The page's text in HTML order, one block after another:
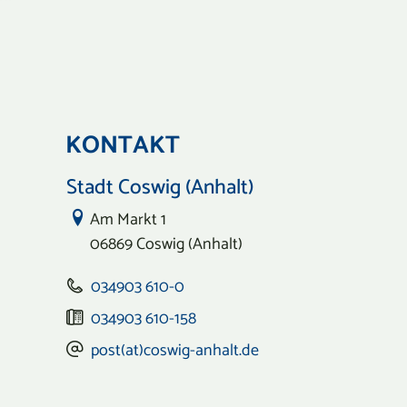
KONTAKT
Stadt Coswig (Anhalt)
Link zur Google-Maps Navigation
Am Markt 1
06869 Coswig (Anhalt)
034903 610-0
034903 610-158
post(at)coswig-anhalt.de